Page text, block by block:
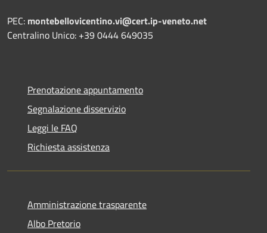
PEC: montebellovicentino.vi@cert.ip-veneto.net
Centralino Unico: +39 0444 649035
Prenotazione appuntamento
Segnalazione disservizio
Leggi le FAQ
Richiesta assistenza
Amministrazione trasparente
Albo Pretorio